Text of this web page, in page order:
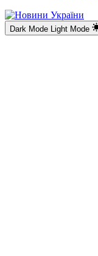
Dark Mode Light Mode